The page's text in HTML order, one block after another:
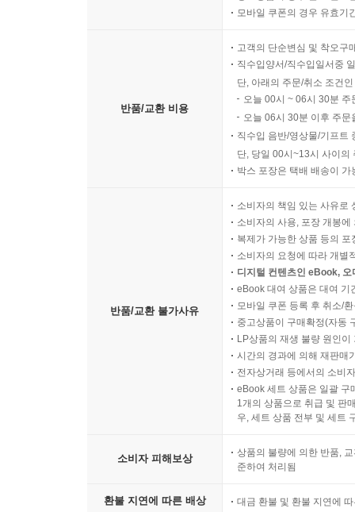
모바일 쿠폰의 경우 유효기
반품/교환 비용
고객의 단순변심 및 착오구
직수입양서/직수입일서중
단, 아래의 주문/취소 조건
오늘 00시 ~ 06시 30분
오늘 06시 30분 이후 주
직수입 음반/영상물/기프트
단, 당일 00시~13시 사이의
박스 포장은 택배 배송이
반품/교환 불가사유
소비자의 책임 있는 사유로
소비자의 사용, 포장 개봉
복제가 가능한 상품 등의
소비자의 요청에 따라 개별
디지털 컨텐츠인 eBook,
eBook 대여 상품은 대여 기
모바일 쿠폰 등록 후 취소/
중고상품이 구매확정(자동
LP상품의 재생 불량 원인
시간의 경과에 의해 재판매
전자상거래 등에서의 소비
eBook 세트 상품은 일괄 구
1개의 상품으로 취급 및 판
우, 세트 상품 전부 및 세트
소비자 피해보상
상품의 불량에 의한 반품,
준하여 처리됨
환불 지연에 따른 배상 대금 환불 및 환불 지연에